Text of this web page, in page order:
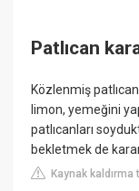
Patlıcan
Közlenmiş
limon, yemeğini
patlıcanları
bekletmek de
Kaynak kaldırma